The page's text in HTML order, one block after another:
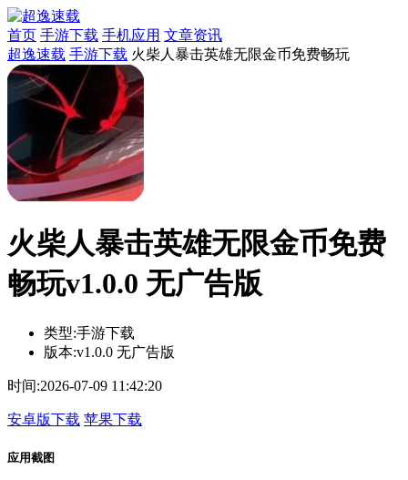
首页 手游下载 手机应用 文章资讯
超逸速载 手游下载 火柴人暴击英雄无限金币免费畅玩
火柴人暴击英雄无限金币免费
畅玩v1.0.0 无广告版
类型:手游下载
版本:v1.0.0 无广告版
时间:2026-07-09 11:42:20
安卓版下载 苹果下载
应用截图